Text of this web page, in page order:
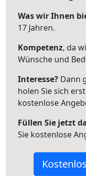
Was wir Ihnen
17 Jahren.
Kompetenz, da
Wünsche und
Interesse? Dann
holen Sie sich
kostenlose
Füllen Sie jetzt
Sie kostenlose